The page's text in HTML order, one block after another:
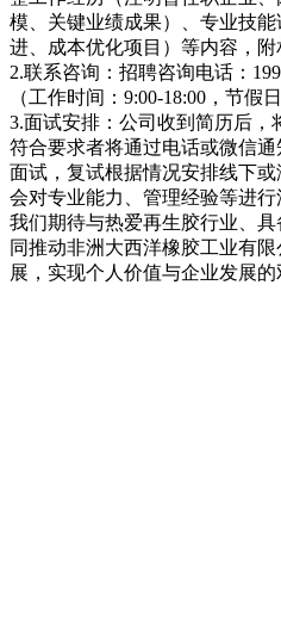
模、关键业绩成果）、专业技
进、成本优化项目）等内容，附
2.联系咨询：招聘咨询电话：
（工作时间：9:00-18:00，节假
3.面试安排：公司收到简历后，
符合要求者将通过电话或微信
面试，复试根据情况安排线下
会对专业能力、管理经验等进行
我们期待与热爱再生胶行业、
同推动非洲大西洋橡胶工业有
展，实现个人价值与企业发展的